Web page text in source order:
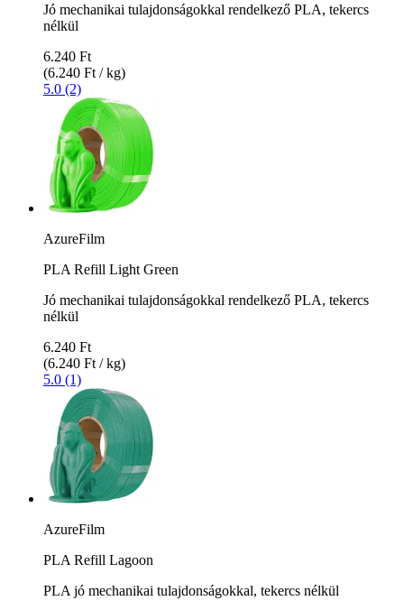
Jó mechanikai tulajdonságokkal rendelkező PLA, tekercs
nélkül
6.240 Ft
(6.240 Ft / kg)
5.0 (2)
AzureFilm
PLA Refill Light Green
Jó mechanikai tulajdonságokkal rendelkező PLA, tekercs
nélkül
6.240 Ft
(6.240 Ft / kg)
5.0 (1)
AzureFilm
PLA Refill Lagoon
PLA jó mechanikai tulajdonságokkal, tekercs nélkül